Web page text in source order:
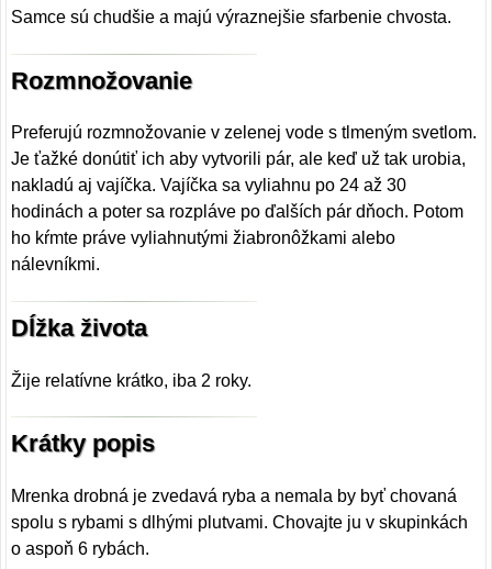
Samce sú chudšie a majú výraznejšie sfarbenie chvosta.
Rozmnožovanie
Preferujú rozmnožovanie v zelenej vode s tlmeným svetlom.
Je ťažké donútiť ich aby vytvorili pár, ale keď už tak urobia,
nakladú aj vajíčka. Vajíčka sa vyliahnu po 24 až 30
hodinách a poter sa rozpláve po ďalších pár dňoch. Potom
ho kŕmte práve vyliahnutými žiabronôžkami alebo
nálevníkmi.
Dĺžka života
Žije relatívne krátko, iba 2 roky.
Krátky popis
Mrenka drobná je zvedavá ryba a nemala by byť chovaná
spolu s rybami s dlhými plutvami. Chovajte ju v skupinkách
o aspoň 6 rybách.